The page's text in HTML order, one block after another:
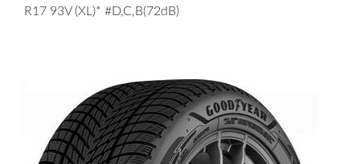
Dodávkové + malé úžitkové
Osobné/crossover + malé úžitkové
SUV/crossover + OFFRoad-ové
Dodávkové + malé úžitkové
R17 93V (XL)* #D,C,B(72dB)